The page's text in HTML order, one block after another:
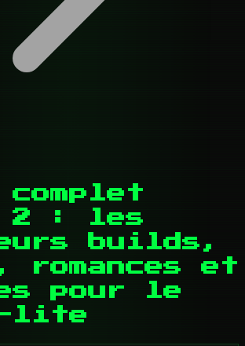
complet
2 : les
builds,
romances et
pour le
lite